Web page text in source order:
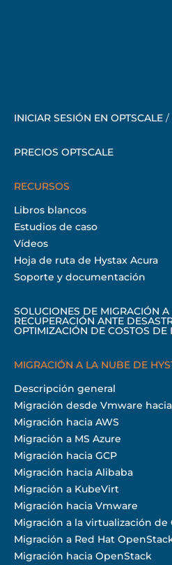
INICIAR SESIÓN EN OPTSCALE /
PRECIOS OPTSCALE
RECURSOS
Libros blancos
Estudios de caso
Vídeos
Hoja de ruta de Hystax Acura
Soporte y documentación
SOLUCIONES DE MIGRACIÓN
RECUPERACIÓN ANTE
OPTIMIZACIÓN DE COSTOS DE
MIGRACIÓN A LA NUBE DE
Descripción general
Migración desde Vmware
Migración hacia AWS
Migración a MS Azure
Migración hacia GCP
Migración hacia Alibaba
Migración a KubeVirt
Migración hacia Vmware
Migración a la virtualización
Migración a Red Hat
Migración hacia OpenStack